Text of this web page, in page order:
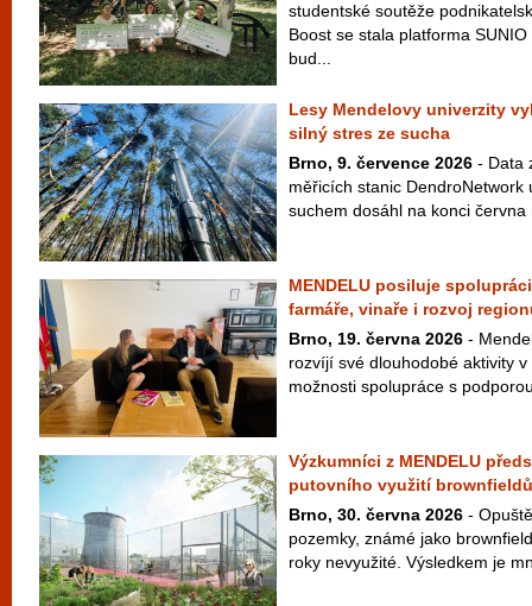
studentské soutěže
Boost se stala platforma
bud...
Lesy Mendelovy univerzity
silný stres ze sucha
Brno, 9. července 2026 - Data
měřicích stanic DendroNetwork
suchem dosáhl na konci
MENDELU posiluje
farmáře, vinaře i rozvoj
Brno, 19. června 2026 -
rozvíjí své dlouhodobé aktivity
možnosti spolupráce s
Výzkumníci z MENDELU
putovního využití brownfieldů
Brno, 30. června 2026 -
pozemky, známé jako
roky nevyužité. Výsledkem je